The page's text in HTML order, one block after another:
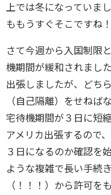
上では冬になっていま
ももうすぐそこですね！
さて今週から入国制限
機期間が緩和されまし
出張しましたが、どち
（自己隔離）をせねば
宅待機期間が３日に短
アメリカ出張するので
３日になるのか確認を
ような複雑で長い手続
（！！！）から許可を